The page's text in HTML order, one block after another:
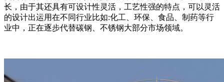
长，由于其还具有可设计性灵活，工艺性强的特点，可以灵活
的设计出运用在不同行业比如:化工、环保、食品、制药等行
业中，正在逐步代替碳钢、不锈钢大部分市场领域。